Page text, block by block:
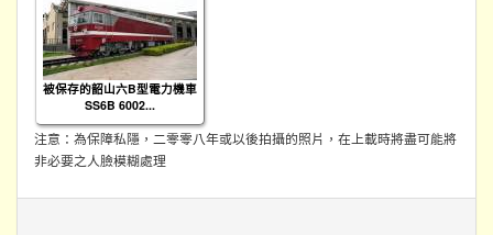
被保存的韶山六B型電力機車
SS6B 6002...
注意：為保障私隱，二零零八年或以後拍攝的照片，在上載時將盡可能將
非必要之人臉模糊處理